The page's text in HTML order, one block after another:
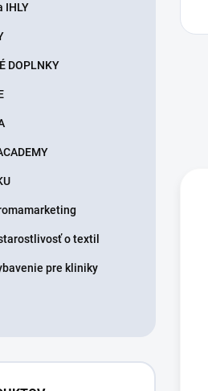
IHLY
DOPLNKY
o textil
pre kliniky